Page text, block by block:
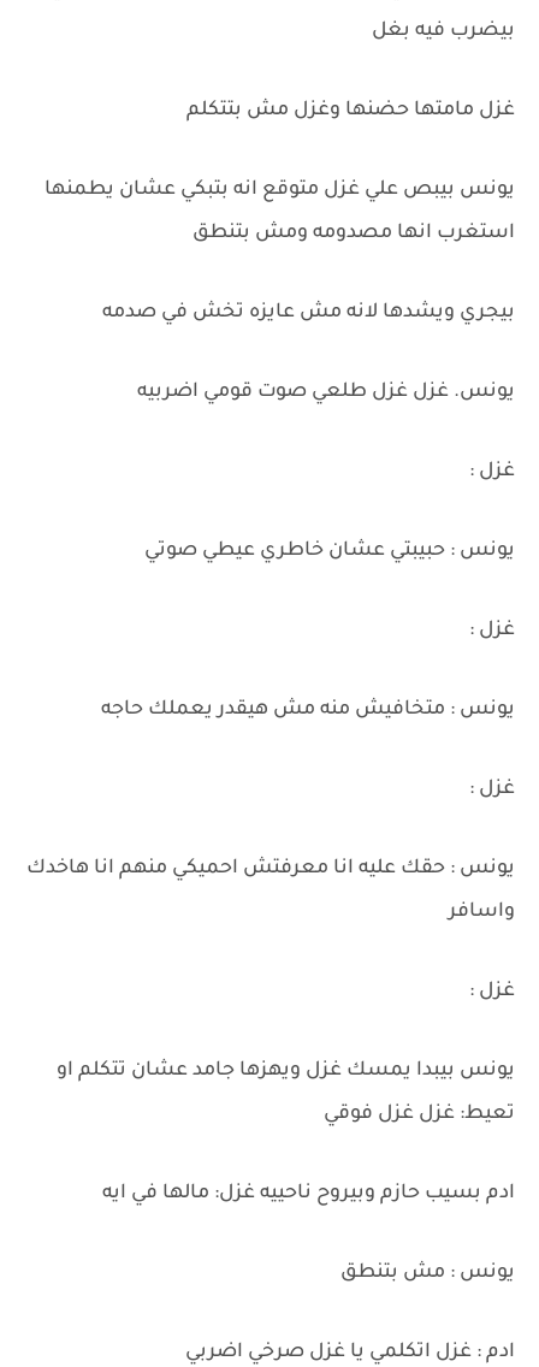
بيضرب فيه بغل
غزل مامتها حضنها وغزل مش بتتكلم
يونس بيبص علي غزل متوقع انه بتبكي عشان يطمنها
استغرب انها مصدومه ومش بتنطق
بيجري ويشدها لانه مش عايزه تخش في صدمه
يونس. غزل غزل طلعي صوت قومي اضربيه
غزل :
يونس : حبيبتي عشان خاطري عيطي صوتي
غزل :
يونس : متخافيش منه مش هيقدر يعملك حاجه
غزل :
يونس : حقك عليه انا معرفتش احميكي منهم انا هاخدك
واسافر
غزل :
يونس بيبدا يمسك غزل ويهزها جامد عشان تتكلم او
تعيط: غزل غزل فوقي
ادم بسيب حازم وبيروح ناحييه غزل: مالها في ايه
يونس : مش بتنطق
ادم : غزل اتكلمي يا غزل صرخي اضربي